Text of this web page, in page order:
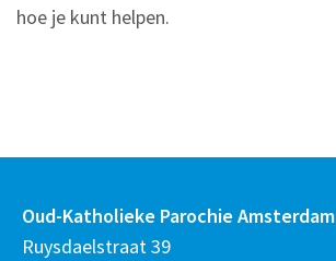
hoe je kunt helpen.
Oud-Katholieke Parochie Amsterdam
Ruysdaelstraat 39